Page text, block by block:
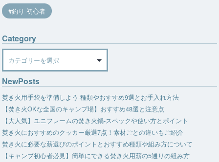
釣り 初心者
Category
NewPosts
焚き火用手袋を準備しよう-種類やおすすめ9選とお手入れ方法
【焚き火OKな全国のキャンプ場】おすすめ48選と注意点
【大人気】ユニフレームの焚き火鍋-スペックや使い方とポイント
焚き火におすすめのクッカー厳選7点！素材ごとの違いもご紹介
焚き火に必要な薪選びのポイントとおすすめ種類や組み方について
【キャンプ初心者必見】簡単にできる焚き火用薪の5通りの組み方